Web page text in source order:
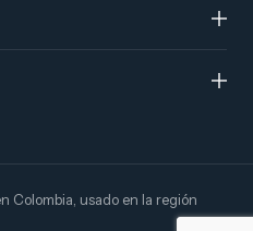
Colombia, usado en la región